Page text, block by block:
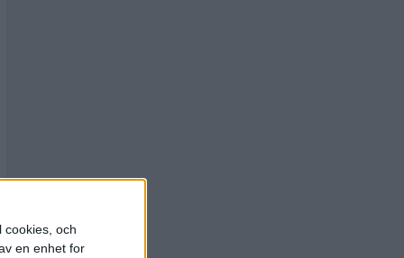
cookies, och
en enhet for